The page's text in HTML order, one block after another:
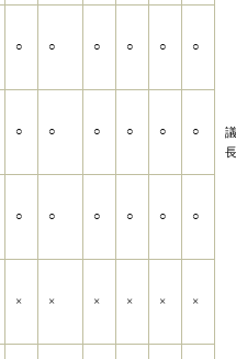
議
長
○ ○ ○ ○ ○ ○
○ ○ ○ ○ ○ ○
○ ○ ○ ○ ○ ○
× × × × × ×